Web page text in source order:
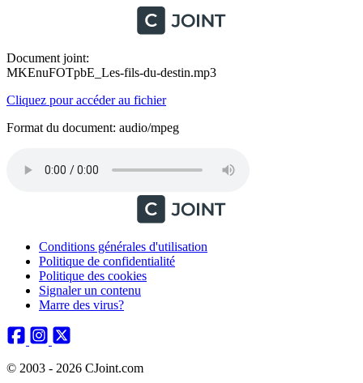
Document joint:
MKEnuFOTpbE_Les-fils-du-destin.mp3
Cliquez pour accéder au fichier
Format du document: audio/mpeg
Conditions générales d'utilisation
Politique de confidentialité
Politique des cookies
Signaler un contenu
Marre des virus?
© 2003 - 2026 CJoint.com